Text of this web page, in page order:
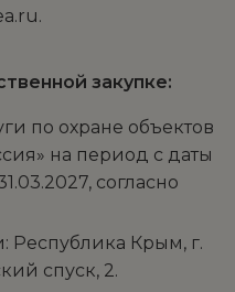
закупке:
по охране объектов
на период с даты
согласно
Республика Крым, г.
спуск, 2.